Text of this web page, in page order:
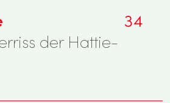
34
der Hattie-